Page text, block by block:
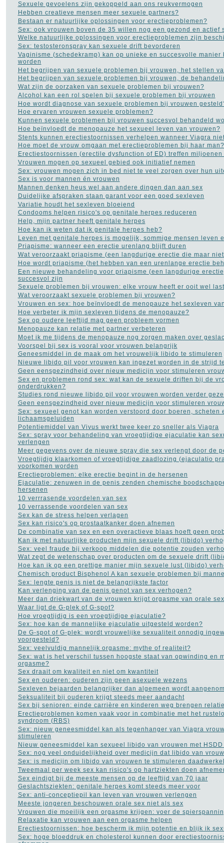
Aambeien speen(9)
ADHD(37)
Afasie(4)
Alcohol(86)
Allergie(44)
Alzheimer(110)
Andere vormen van
kanker(36)
Angstaanvallen(40)
Asperger(17)
Autisme (47)
Bedwateren(8)
Beroerte(27)
Bloed in de stoelgang(3)
Borderline(31)
Borstkanker(69)
Botox(5)
Cholesterol(22)
Chronisch
vermoeidheidssyndroom
CVS(10)
Constipatie(30)
Darmkanker(35)
Depressie(101)
Diabetes(51)
Dieet(302)
Drugs(82)
Dyslexie(20)
Epilepsie(33)
Fibromyalgie(73)
Gezond leven(14)
Gezonde voeding(21)
Gezondheid A tot Z(204)
Gilles de la Tourette(2)
Glaucoom
Griep
Haaruitval(29)
Hart- en vaatziekten(116)
Hernia
Herpes
Histoplasmose (1)
HIV AIDS(16)
Hooikoorts(2)
HSP
Hyperhidrosis - zweten
(18)
Hyperventilatie
Jicht(6)
Jogging(41)
Kanker(113)
kataract (5)
Kinderziekten(17)
Koorts(12)
Leukemie(9)
LMD Leeftijdsgebonden
maculadegeneratie
Longkanker(27)
Longontsteking(8)
Lyme(8)
Manisch-depressiviteit (11)
Masturbatie(6)
Migraine(24)
MS - Multiple Sclerose
(34)
Muishand(4)
Multipel Myeloom(2)
Neurose(1)
Opvoeding en
zwangerschap(105)
Osteoporose(13)
Parkinson(16)
Pijn aan de rug(27)
Plasproblemen(9)
Plastische chirurgie(32)
Premenstrueel syndroom
(2)
Prostaatkanker(45)
Psoriasis(10)
Pyschose(10)
Reuma(18)
Rimpels(32)
Roken
Rookverslaving (11)
Schizofrenie(9)
Sex(281)
Slaapapneu
Slapeloosheid(129)
Slechte adem(5)
Stress(45)
Trombose(1)
Vaginale infecties(10)
Vaginisme - schedekramp
(2)
Verkoudheid (12)
Vitamines(77)
Voedingssupplementen
(110)
Voet - pijn aan de voet(3)
Ziekte van Bechterew(1)
Ziekte van Crohn(3)
Sexuele gevoelens zijn gekoppeld aan ons reukvermogen
Hebben creatieve mensen meer sexuele partners?
Bestaan er natuurlijke oplossingen voor erectieproblemen?
Sex: ook vrouwen boven de 35 willen nog een gezond en actief
Welke natuurlijke oplossingen voor erectieproblemen zijn
Sex: testosteronspray kan sexuele drift bevorderen
Vaginisme (schedekramp) kan op unieke en succesvolle manier
worden
Het begrijpen van sexuele problemen bij vrouwen, het stellen
Het begrijpen van sexuele problemen bij vrouwen, de
Wat zijn de oorzaken van sexuele problemen bij vrouwen?
Alcohol kan een rol spelen bij sexuele problemen bij vrouwen
Hoe wordt diagnose van sexuele problemen bij vrouwen
Hoe ervaren vrouwen sexuele problemen?
Kunnen sexuele problemen bij vrouwen succesvol behandeld
Hoe beïnvloedt de menopauze het sexueel leven van vrouwen?
Stents kunnen erectiestoornissen verhelpen wanneer Viagra
Hoe moet de vrouw omgaan met erectieproblemen bij haar man?
Erectiestoornissen (erectile dysfunction of ED) treffen miljoenen
Vrouwen mogen op sexueel gebied ook initiatief nemen
Sex: vrouwen mogen zich in bed niet te veel zorgen over hun
Sex is voor mannen én vrouwen
Mannen denken heus wel aan andere dingen dan aan sex
Duidelijke afspraken staan garant voor een goed sexleven
Variatie houdt het sexleven bloeiend
Condooms helpen risico's op genitale herpes reduceren
Help, mijn partner heeft genitale herpes
Hoe kan ik weten dat ik genitale herpes heb?
Leven met genitale herpes is mogelijk, sommige mensen leven
Priapisme: wanneer een erectie urenlang blijft duren
Wat veroorzaakt priapisme (een langdurige erectie die maar
Hoe wordt priapisme (het hebben van een urenlange erectie
Een nieuwe behandeling voor priapisme (een langdurige
succesvol zijn
Sexuele problemen bij vrouwen: elke vrouw heeft er ooit wel
Wat veroorzaakt sexuele problemen bij vrouwen?
Vrouwen en sex: hoe beïnvloedt de menopauze het sexleven
Hoe verbeter ik mijn sexleven tijdens de menopauze?
Sex op oudere leeftijd mag geen probleem vormen
Menopauze kan relatie met partner verbeteren
Moet ik me tijdens de menopauze nog zorgen maken over
Voorspel bij sex is vooral voor vrouwen belangrijk
Geneesmiddel in de maak om het vrouwelijk libido te stimuleren
Nieuwe libido pil voor vrouwen kan ingezet worden in de strijd
Geen eensgezindheid over nieuw medicijn voor stimuleren
Sex en problemen rond sex: wat kan de sexuele driften bij de
onderdrukken?
Studies rond nieuwe libido pil voor vrouwen worden verder
Geen eensgezindheid over nieuw medicijn voor stimuleren
Sex: sexueel genot kan worden verstoord door boeren, scheten
lichaamsgeluiden
Potentiemiddel van Vivus werkt twee keer zo sneller als Viagra
Sex: spray voor behandeling van vroegtijdige ejaculatie kan
verlengen
Meer gegevens over de nieuwe spray die sex verlengt door de
Vroegtijdig klaarkomen of vroegtijdige zaadlozing (ejaculatio
voorkomen worden
Erectieproblemen: elke erectie begint in de hersenen
Ejaculatie: zenuwen in de penis zenden chemische
hersenen
10 verrrasende voordelen van sex
10 verrassende voordelen van sex
Sex kan de stress helpen verlagen
Sex kan risico's op prostaatkanker doen afnemen
De combinatie van sex en een overactieve blaas hoeft geen
Kan ik met natuurlijke producten mijn sexuele drift (libido)
Sex: veel fraude bij verkoop middelen die potentie zouden
Wat zegt de wetenschap over producten om de sexuele drift
Hoe kan ik op een prettige manier mijn sexuele lust (libido)
Chemisch product Bisphenol A kan sexuele problemen bij
Sex: lengte penis is niet de belangrijkste factor
Kan verlenging van de penis genot van sex verhogen?
Meer dan driekwart van de vrouwen krijgt orgasme van orale sex
Waar ligt de G-plek of G-spot?
Hoe vroegtijdig is een vroegtijdige ejaculatie?
Sex: hoe kan de mannelijke ejaculatie uitgesteld worden?
De G-spot of G-plek: wordt vrouwelijke sexualiteit onnodig
voorgesteld?
Sex: veelvuldig mannelijk orgasme: mythe of realiteit?
Sex: wat is het verschil tussen hoogste staat van opwinding en
orgasme?
Sex draait om kwaliteit en niet om kwantiteit
Sex en ouderen: ouderen zijn geen asexuele wezens
Sexleven bejaarden belangrijker dan algemeen wordt
Seksualiteit bij ouderen krijgt steeds meer aandacht
Sex bij senioren: einde carrière en kinderen weg brengen
Erectieproblemen komen vaak voor in combinatie met het
syndroom (RBS)
Sex: nieuw geneesmiddel kan als tegenhanger van Viagra
stimuleren
Nieuw geneesmiddel kan sexueel libido van vrouwen met
Sex: nog veel onduidelijkheid over medicijn dat libido van
Sex: is medicijn om libido van vrouwen te stimuleren
Tweemaal per week sex kan risico's op hartziekten doen
Sex eindigt bij de meeste mensen op de leeftijd van 70 jaar
Geslachtsziekten: genitale herpes komt steeds meer voor
Sex: anti-conceptiepil kan leven van vrouwen verlengen
Meeste jongeren beschouwen orale sex niet als sex
Vrouwen die moeilijk een orgasme krijgen: voer de
Relaxatie kan vrouwen aan een orgasme helpen
Erectiestoornissen: hoe bescherm ik mijn potentie en blijk ik
Sex: hoge bloeddruk en cholesterol kunnen door